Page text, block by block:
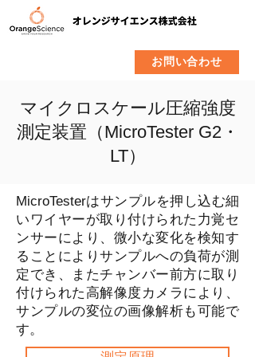
お問い合わせ
マイクロスケール圧縮強度
測定装置（MicroTester G2・
LT）
MicroTesterはサンプルを押し込む細
いワイヤーが取り付けられた力覚セ
ンサーにより、微小な変化を検知す
ることによりサンプルへの負荷が測
定でき、またチャンバー前方に取り
付けられた高解像度カメラにより、
サンプルの変位の画像解析も可能で
す。